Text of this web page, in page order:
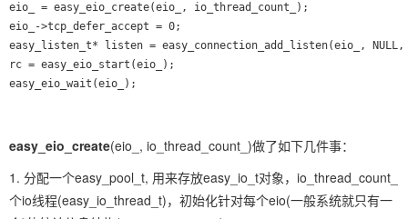
eio_ = easy_eio_create(eio_, io_thread_count_);
eio_->tcp_defer_accept = 0;
easy_listen_t* listen = easy_connection_add_listen(eio_,
rc = easy_eio_start(eio_);
easy_eio_create(eio_, io_thread_count_)做了如下几件事：
1. 分配一个easy_pool_t, 用来存放easy_io_t对象，io_thread_count_
个io线程(easy_io_thread_t)，初始化针对每个eio(一般系统就只有一